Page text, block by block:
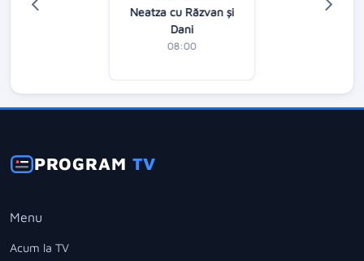
Neatza cu Răzvan şi
Dani
08:00
PROGRAMTV
Menu
Acum la TV